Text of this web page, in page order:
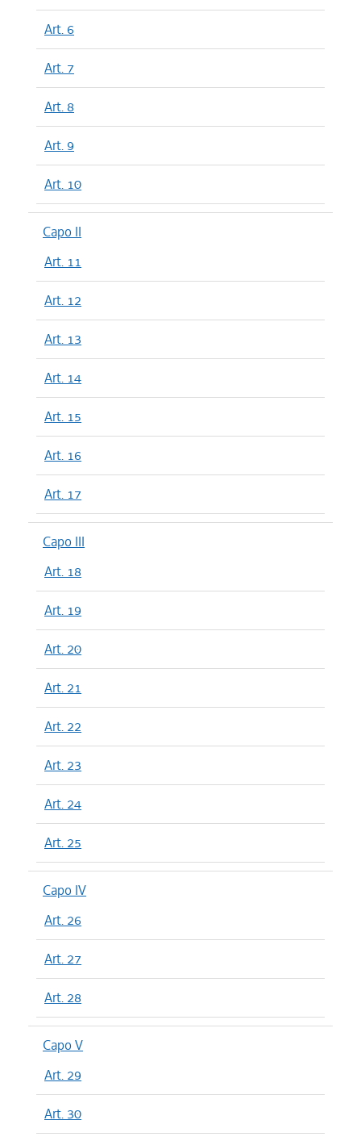
Art. 6
Art. 7
Art. 8
Art. 9
Art. 10
Capo II
Art. 11
Art. 12
Art. 13
Art. 14
Art. 15
Art. 16
Art. 17
Capo III
Art. 18
Art. 19
Art. 20
Art. 21
Art. 22
Art. 23
Art. 24
Art. 25
Capo IV
Art. 26
Art. 27
Art. 28
Capo V
Art. 29
Art. 30